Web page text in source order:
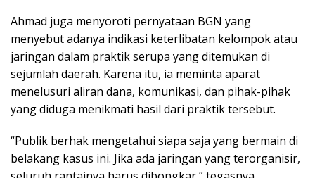
Ahmad juga menyoroti pernyataan BGN yang
menyebut adanya indikasi keterlibatan kelompok atau
jaringan dalam praktik serupa yang ditemukan di
sejumlah daerah. Karena itu, ia meminta aparat
menelusuri aliran dana, komunikasi, dan pihak-pihak
yang diduga menikmati hasil dari praktik tersebut.
“Publik berhak mengetahui siapa saja yang bermain di
belakang kasus ini. Jika ada jaringan yang terorganisir,